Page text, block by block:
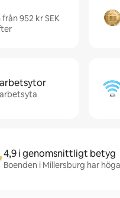
952 kr SEK
4,9 i genomsnittligt betyg
Boenden i Millersburg har